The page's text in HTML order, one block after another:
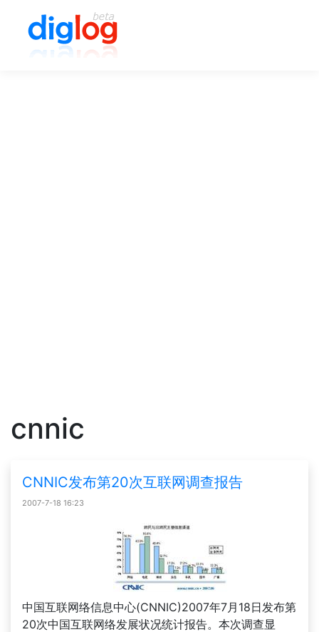
cnnic
CNNIC发布第20次互联网调查报告
2007-7-18 16:23
中国互联网络信息中心(CNNIC)2007年7月18日发布第
20次中国互联网络发展状况统计报告。本次调查显